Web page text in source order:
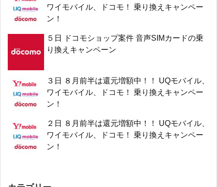
ワイモバイル、ドコモ！ 乗り換えキャンペー
ン！
５日 ドコモショップ案件 音声SIMカードの乗
り換えキャンペーン
３日 ８月前半は還元増額中！！ UQモバイル、
ワイモバイル、ドコモ！ 乗り換えキャンペー
ン！
２日 ８月前半は還元増額中！！ UQモバイル、
ワイモバイル、ドコモ！ 乗り換えキャンペー
ン！